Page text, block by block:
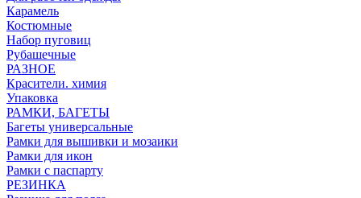
Карамель
Костюмные
Набор пуговиц
Рубашечные
РАЗНОЕ
Красители. химия
Упаковка
РАМКИ, БАГЕТЫ
Багеты универсальные
Рамки для вышивки и мозаики
Рамки для икон
Рамки с паспарту
РЕЗИНКА